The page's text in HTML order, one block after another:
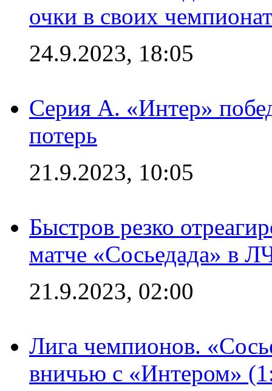
очки в своих
24.9.2023, 18:05
Серия А. «Интер»
потерь
21.9.2023, 10:05
Быстров резко
матче «Сосьедада» в
21.9.2023, 02:00
Лига чемпионов.
вничью с «Интером»